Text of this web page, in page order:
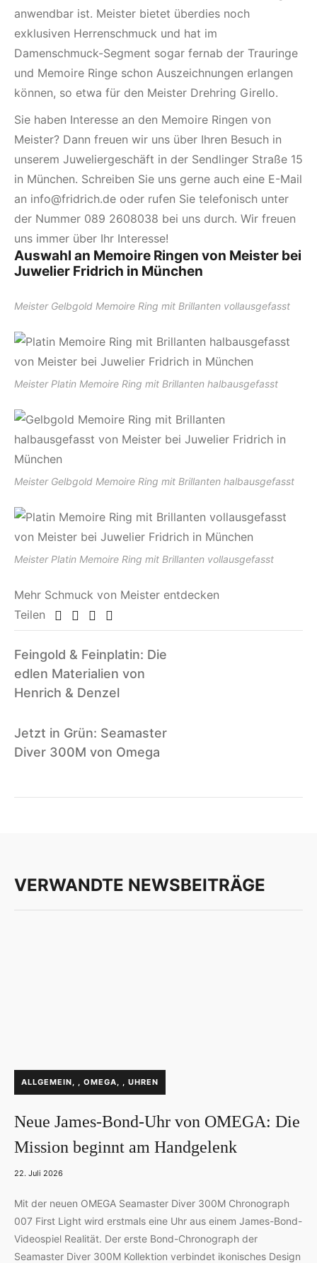
anwendbar ist. Meister bietet überdies noch
exklusiven Herrenschmuck und hat im
Damenschmuck-Segment sogar fernab der Trauringe
und Memoire Ringe schon Auszeichnungen erlangen
können, so etwa für den Meister Drehring Girello.
Sie haben Interesse an den Memoire Ringen von
Meister? Dann freuen wir uns über Ihren Besuch in
unserem Juweliergeschäft in der Sendlinger Straße 15
in München. Schreiben Sie uns gerne auch eine E-Mail
an info@fridrich.de oder rufen Sie telefonisch unter
der Nummer 089 2608038 bei uns durch. Wir freuen
uns immer über Ihr Interesse!
Auswahl an Memoire Ringen von Meister bei
Juwelier Fridrich in München
Meister Gelbgold Memoire Ring mit Brillanten vollausgefasst
Meister Platin Memoire Ring mit Brillanten halbausgefasst
Meister Gelbgold Memoire Ring mit Brillanten halbausgefasst
Meister Platin Memoire Ring mit Brillanten vollausgefasst
Mehr Schmuck von Meister entdecken
Teilen
B
e
i
a
g
a
t
Feingold & Feinplatin: Die
edlen Materialien von
Henrich & Denzel
Jetzt in Grün: Seamaster
Diver 300M von Omega
VERWANDTE NEWSBEITRÄGE
P
O
T
D
N
ALLGEMEIN OMEGA UHREN
Neue James-Bond-Uhr von OMEGA: Die
Mission beginnt am Handgelenk
22. Juli 2026
Mit der neuen OMEGA Seamaster Diver 300M Chronograph
007 First Light wird erstmals eine Uhr aus einem James-Bond-
Videospiel Realität. Der erste Bond-Chronograph der
Seamaster Diver 300M Kollektion verbindet ikonisches Design